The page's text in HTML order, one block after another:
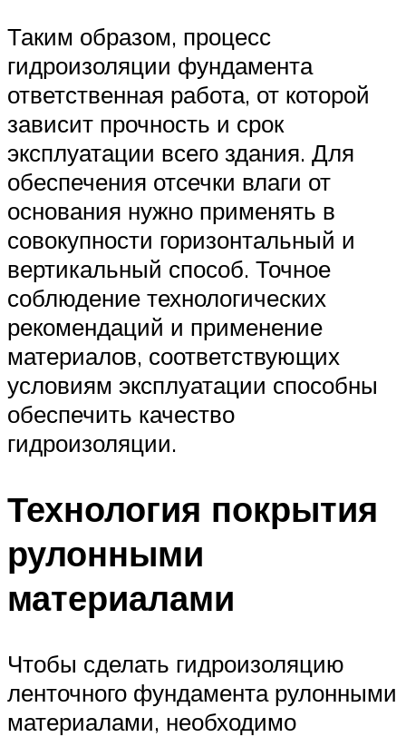
Таким образом, процесс
гидроизоляции фундамента
ответственная работа, от которой
зависит прочность и срок
эксплуатации всего здания. Для
обеспечения отсечки влаги от
основания нужно применять в
совокупности горизонтальный и
вертикальный способ. Точное
соблюдение технологических
рекомендаций и применение
материалов, соответствующих
условиям эксплуатации способны
обеспечить качество
гидроизоляции.
Технология покрытия
рулонными
материалами
Чтобы сделать гидроизоляцию
ленточного фундамента рулонными
материалами, необходимо